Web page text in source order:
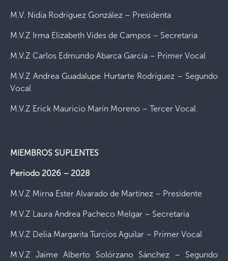
M.V. Nidia Rodríguez González – Presidenta
M.V.Z Irma Elizabeth Vides de Campos – Secretaria
M.V.Z Carlos Edmundo Abarca García – Primer Vocal
M.V.Z Andrea Guadalupe Hurtarte Rodríguez – Segundo
Vocal
M.V.Z Erick Mauricio Marín Moreno – Tercer Vocal
MIEMBROS SUPLENTES
Periodo 2026 – 2028
M.V.Z Mirna Ester Alvarado de Martínez – Presidente
M.V.Z Laura Andrea Pacheco Melgar – Secretaria
M.V.Z Delia Margarita Turcios Aguilar – Primer Vocal
M.V.Z Jaime Alberto Solórzano Sánchez – Segundo